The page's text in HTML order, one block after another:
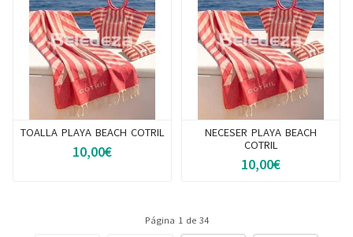
TOALLA PLAYA BEACH COTRIL
10,00€
NECESER PLAYA BEACH
COTRIL
10,00€
Página 1 de 34